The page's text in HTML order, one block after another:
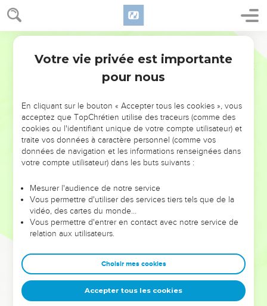
NE MANQUEZ PAS L’ÉVÉNEMENT
DE L’ANNÉE !
ET SI LEURS ERREURS POUVAIENT VOUS ÉVITER LES
VOTRES ?
leur foi ou leur vision. Mais on voit moins les doutes, les erreurs
et les saisons difficiles qu'ils ont traversés, alors même que ce
sont elles qui les ont façonnés.
Dans cette conférence, leaders, entrepreneurs, et responsables
clés pour avancer avec plus de sagesse afin que leurs erreurs
deviennent vos tremplins. Que vous guidiez un ministère, une
équipe, un groupe ou une famille, leur expérience est faite
pour vous.
Votre vie privée est importante
pour nous
En cliquant sur le bouton « Accepter tous les cookies », vous
acceptez que TopChrétien utilise des traceurs (comme des
cookies ou l'identifiant unique de votre compte utilisateur) et
traite vos données à caractère personnel (comme vos
données de navigation et les informations renseignées dans
votre compte utilisateur) dans les buts suivants :
Mesurer l'audience de notre service
Vous permettre d'utiliser des services tiers tels que de la
vidéo, des cartes du monde…
Vous permettre d'entrer en contact avec notre service de
relation aux utilisateurs.
Choisir mes cookies
Accepter tous les cookies